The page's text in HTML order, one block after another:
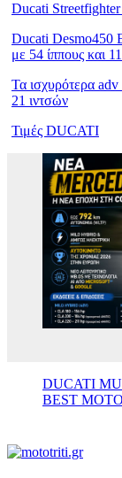
Ducati
Ducati Desmo450
με 54 ίππους και
Τα ισχυρότερα
21 ιντσών
Τιμές DUCATI
DUCATI
BEST MOTO